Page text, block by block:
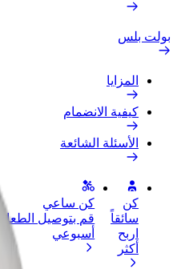
بولت بلس
المزايا
كيفية الانضمام
الأسئلة الشائعة
كن
سائقاً
اربح
أكثر
كن ساعي
قم بتوصيل
أسبوعي